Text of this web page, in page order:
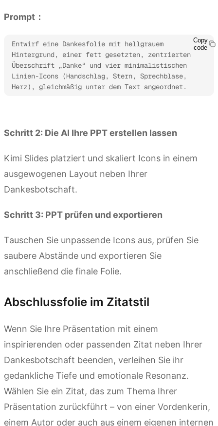
Prompt：
Entwirf eine Dankesfolie mit hellgrauem
Hintergrund, einer fett gesetzten, zentrierten
Überschrift „Danke“ und vier minimalistischen
Linien-Icons (Handschlag, Stern, Sprechblase,
Herz), gleichmäßig unter dem Text angeordnet.
Copy
code
Schritt 2: Die AI Ihre PPT erstellen lassen
Kimi Slides platziert und skaliert Icons in einem
ausgewogenen Layout neben Ihrer
Dankesbotschaft.
Schritt 3: PPT prüfen und exportieren
Tauschen Sie unpassende Icons aus, prüfen Sie
saubere Abstände und exportieren Sie
anschließend die finale Folie.
Abschlussfolie im Zitatstil
Wenn Sie Ihre Präsentation mit einem
inspirierenden oder passenden Zitat neben Ihrer
Dankesbotschaft beenden, verleihen Sie ihr
gedankliche Tiefe und emotionale Resonanz.
Wählen Sie ein Zitat, das zum Thema Ihrer
Präsentation zurückführt – von einer Vordenkerin,
einem Autor oder auch aus einem eigenen internen